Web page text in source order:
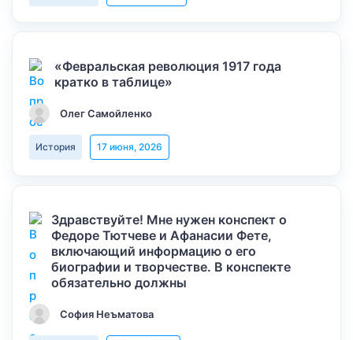
«Февральская революция 1917 года
кратко в таблице»
Олег Самойленко
История 17 июня, 2026
Здравствуйте! Мне нужен конспект о
Федоре Тютчеве и Афанасии Фете,
включающий информацию о его
биографии и творчестве. В конспекте
обязательно должны
София Неъматова